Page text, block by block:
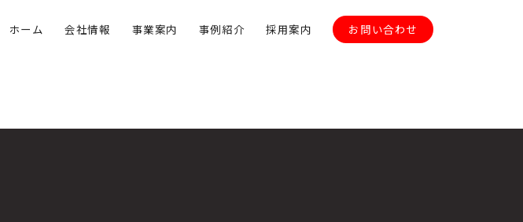
ホーム 会社情報 事業案内 事例紹介 採用案内 お問い合わせ